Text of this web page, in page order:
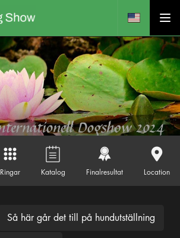
Ringar Katalog Finalresultat Location
Så här går det till på hundutställning